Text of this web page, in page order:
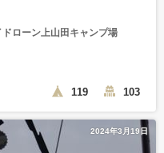
ローン上山田キャンプ場
119 103
2024年3月19日